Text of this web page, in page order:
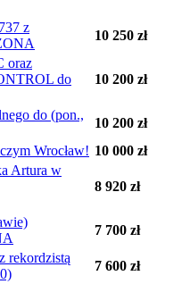
z
10 250 zł
oraz
do
10 200 zł
do (pon.,
10 200 zł
Wrocław! 10 000 zł
Artura w
8 920 zł
7 700 zł
rekordzistą
7 600 zł